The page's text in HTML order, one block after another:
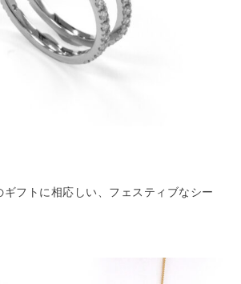
フトに相応しい、フェスティブなシー